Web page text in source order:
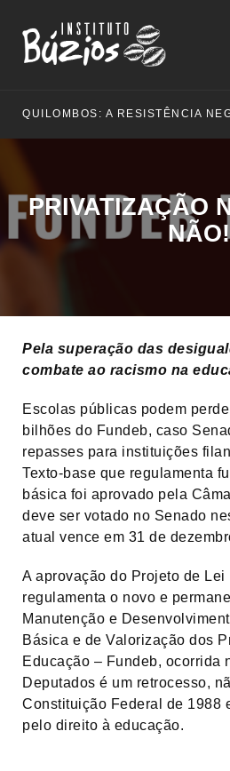
QUILOMBOS: A RESISTÊNCIA
PRIVATIZAÇÃO
NÃO!
Pela superação das
combate ao racismo na
Escolas públicas podem
bilhões do Fundeb, caso
repasses para instituições
Texto-base que regulamenta
básica foi aprovado pela
deve ser votado no Senado
atual vence em 31 de
A aprovação do Projeto de Lei
regulamenta o novo e
Manutenção e
Básica e de Valorização dos
Educação – Fundeb, ocorrida
Deputados é um retrocesso,
Constituição Federal de 1988
pelo direito à educação.